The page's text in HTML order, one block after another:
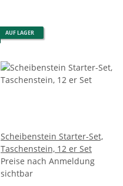
AUF LAGER
Scheibenstein Starter-Set,
Taschenstein, 12 er Set
Preise nach Anmeldung
sichtbar